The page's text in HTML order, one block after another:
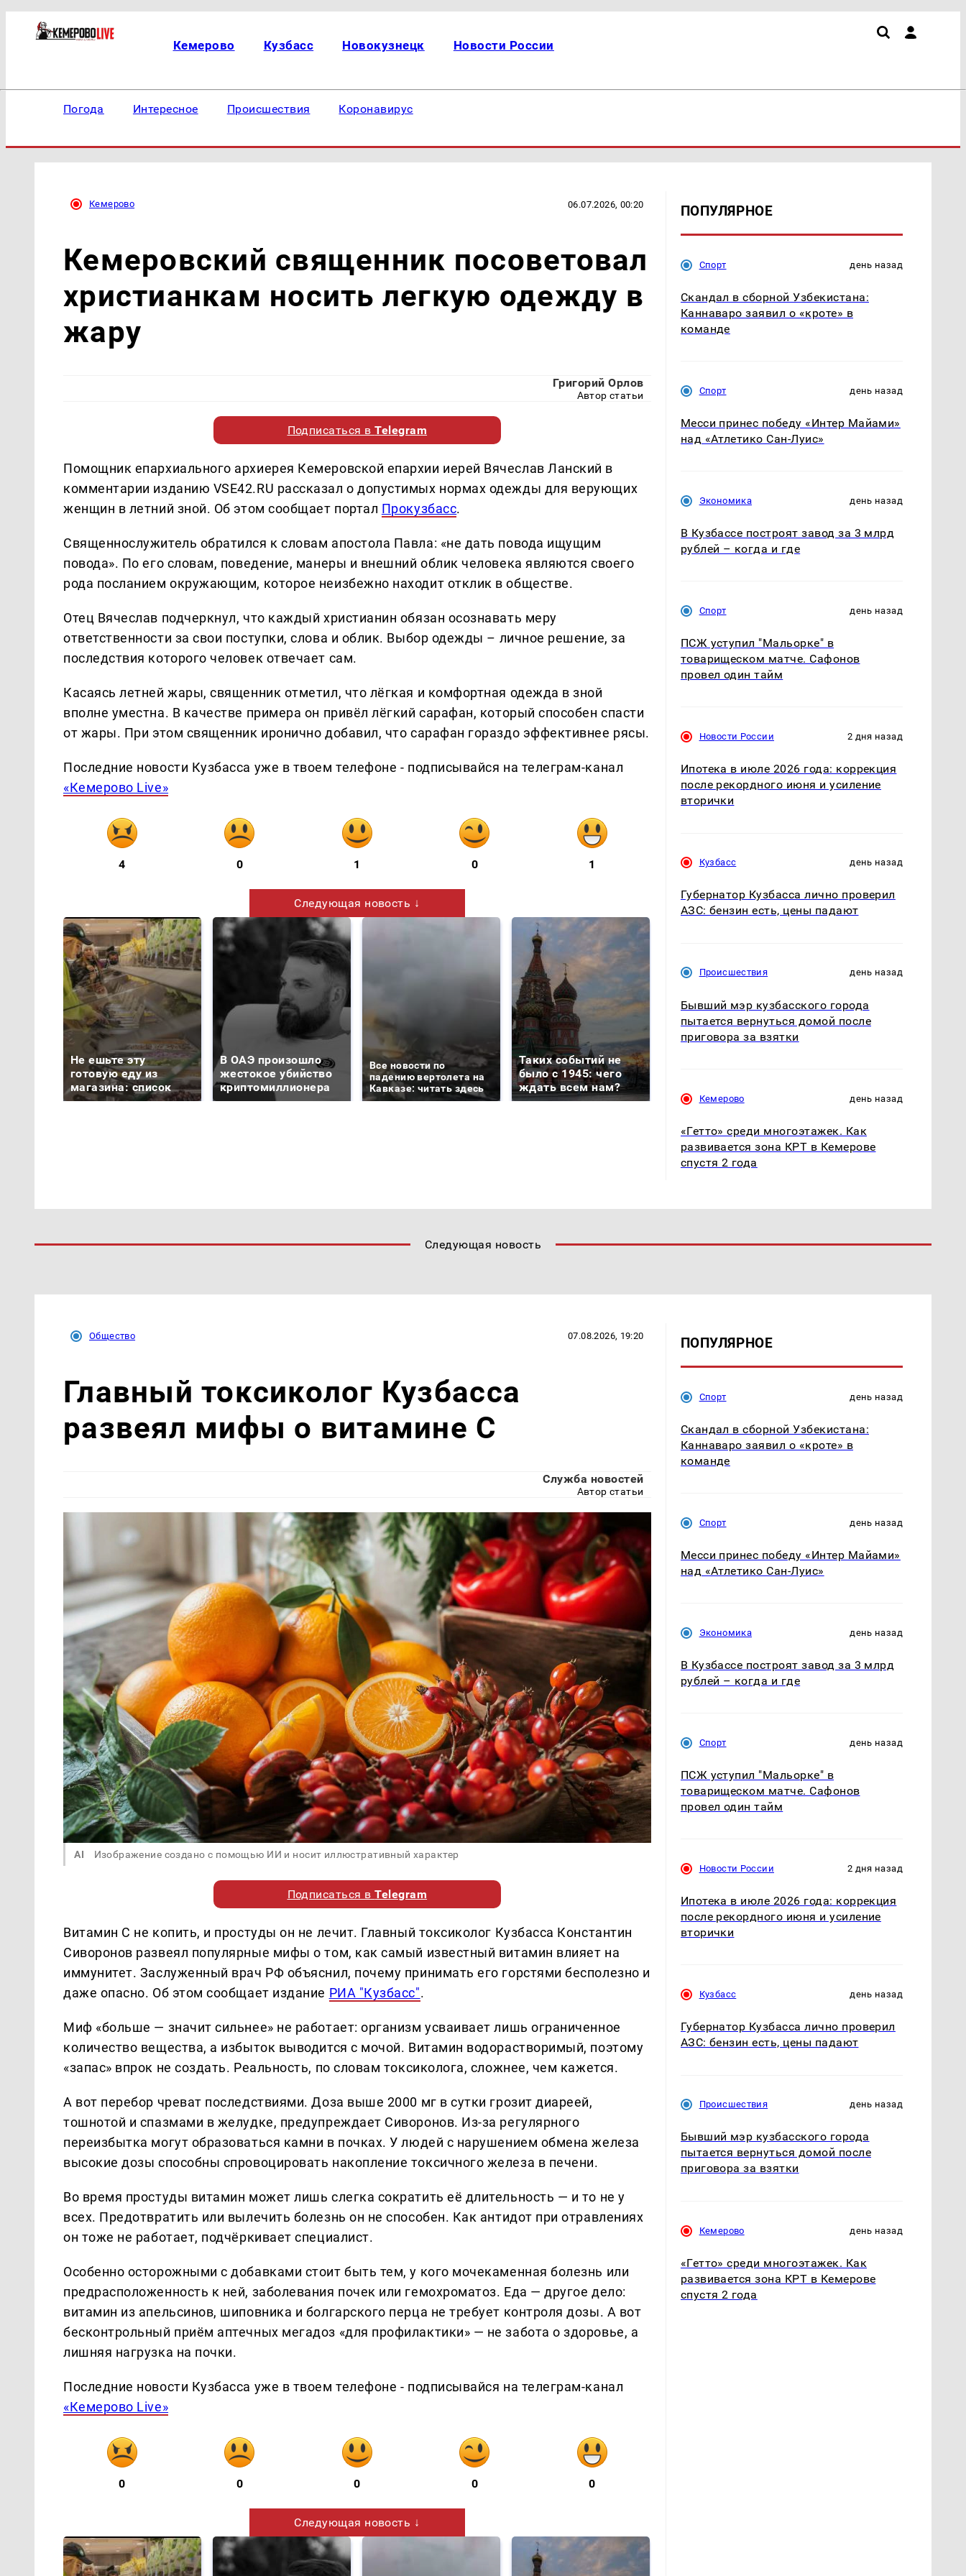
Кемерово Кузбасс Новокузнецк Новости России
Погода Интересное Происшествия Коронавирус
Кемерово 06.07.2026, 00:20
Кемеровский священник посоветовал
христианкам носить легкую одежду в
жару
Григорий Орлов
Автор статьи
Подписаться вTelegram
Помощник епархиального архиерея Кемеровской епархии иерей Вячеслав Ланский в
комментарии изданию VSE42.RU рассказал о допустимых нормах одежды для верующих
женщин в летний зной. Об этом сообщает портал Прокузбасс.
Священнослужитель обратился к словам апостола Павла: «не дать повода ищущим
повода». По его словам, поведение, манеры и внешний облик человека являются своего
рода посланием окружающим, которое неизбежно находит отклик в обществе.
Отец Вячеслав подчеркнул, что каждый христианин обязан осознавать меру
ответственности за свои поступки, слова и облик. Выбор одежды – личное решение, за
последствия которого человек отвечает сам.
Касаясь летней жары, священник отметил, что лёгкая и комфортная одежда в зной
вполне уместна. В качестве примера он привёл лёгкий сарафан, который способен спасти
от жары. При этом священник иронично добавил, что сарафан гораздо эффективнее рясы.
Последние новости Кузбасса уже в твоем телефоне - подписывайся на телеграм-канал
«Кемерово Live»
4 0 1 0 1
Следующая новость ↓
Не ешьте эту
готовую еду из
магазина: список
В ОАЭ произошло
жестокое убийство
криптомиллионера
Все новости по
падению вертолета на
Кавказе: читать здесь
Таких событий не
было с 1945: чего
ждать всем нам?
ПОПУЛЯРНОЕ
Спорт день назад
Скандал в сборной Узбекистана:
Каннаваро заявил о «кроте» в
команде
Спорт день назад
Месси принес победу «Интер Майами»
над «Атлетико Сан-Луис»
Экономика день назад
В Кузбассе построят завод за 3 млрд
рублей – когда и где
Спорт день назад
ПСЖ уступил "Мальорке" в
товарищеском матче. Сафонов
провел один тайм
Новости России 2 дня назад
Ипотека в июле 2026 года: коррекция
после рекордного июня и усиление
вторички
Кузбасс день назад
Губернатор Кузбасса лично проверил
АЗС: бензин есть, цены падают
Происшествия день назад
Бывший мэр кузбасского города
пытается вернуться домой после
приговора за взятки
Кемерово день назад
«Гетто» среди многоэтажек. Как
развивается зона КРТ в Кемерове
спустя 2 года
Следующая новость
Общество 07.08.2026, 19:20
Главный токсиколог Кузбасса
развеял мифы о витамине С
Служба новостей
Автор статьи
AI Изображение создано с помощью ИИ и носит иллюстративный характер
Подписаться вTelegram
Витамин С не копить, и простуды он не лечит. Главный токсиколог Кузбасса Константин
Сиворонов развеял популярные мифы о том, как самый известный витамин влияет на
иммунитет. Заслуженный врач РФ объяснил, почему принимать его горстями бесполезно и
даже опасно. Об этом сообщает издание РИА "Кузбасс".
Миф «больше — значит сильнее» не работает: организм усваивает лишь ограниченное
количество вещества, а избыток выводится с мочой. Витамин водорастворимый, поэтому
«запас» впрок не создать. Реальность, по словам токсиколога, сложнее, чем кажется.
А вот перебор чреват последствиями. Доза выше 2000 мг в сутки грозит диареей,
тошнотой и спазмами в желудке, предупреждает Сиворонов. Из-за регулярного
переизбытка могут образоваться камни в почках. У людей с нарушением обмена железа
высокие дозы способны спровоцировать накопление токсичного железа в печени.
Во время простуды витамин может лишь слегка сократить её длительность — и то не у
всех. Предотвратить или вылечить болезнь он не способен. Как антидот при отравлениях
он тоже не работает, подчёркивает специалист.
Особенно осторожными с добавками стоит быть тем, у кого мочекаменная болезнь или
предрасположенность к ней, заболевания почек или гемохроматоз. Еда — другое дело:
витамин из апельсинов, шиповника и болгарского перца не требует контроля дозы. А вот
бесконтрольный приём аптечных мегадоз «для профилактики» — не забота о здоровье, а
лишняя нагрузка на почки.
Последние новости Кузбасса уже в твоем телефоне - подписывайся на телеграм-канал
«Кемерово Live»
0 0 0 0 0
Следующая новость ↓
ПОПУЛЯРНОЕ
Спорт день назад
Скандал в сборной Узбекистана:
Каннаваро заявил о «кроте» в
команде
Спорт день назад
Месси принес победу «Интер Майами»
над «Атлетико Сан-Луис»
Экономика день назад
В Кузбассе построят завод за 3 млрд
рублей – когда и где
Спорт день назад
ПСЖ уступил "Мальорке" в
товарищеском матче. Сафонов
провел один тайм
Новости России 2 дня назад
Ипотека в июле 2026 года: коррекция
после рекордного июня и усиление
вторички
Кузбасс день назад
Губернатор Кузбасса лично проверил
АЗС: бензин есть, цены падают
Происшествия день назад
Бывший мэр кузбасского города
пытается вернуться домой после
приговора за взятки
Кемерово день назад
«Гетто» среди многоэтажек. Как
развивается зона КРТ в Кемерове
спустя 2 года